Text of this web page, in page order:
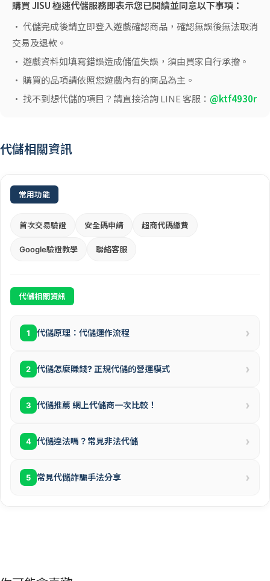
購買 JISU 極速代儲服務即表示您已閱讀並同意以下事項：
• 代儲完成後請立即登入遊戲確認商品，確認無誤後無法取消
交易及退款。
• 遊戲資料如填寫錯誤造成儲值失誤，須由買家自行承擔。
• 購買的品項請依照您遊戲內有的商品為主。
• 找不到想代儲的項目？請直接洽詢 LINE 客服： @ktf4930r
代儲相關資訊
常用功能
首次交易驗證 安全碼申請 超商代碼繳費
Google驗證教學 聯絡客服
代儲相關資訊
1 代儲原理：代儲運作流程 ›
2 代儲怎麼賺錢? 正規代儲的營運模式 ›
3 代儲推薦 網上代儲商一次比較！ ›
4 代儲違法嗎？常見非法代儲 ›
5 常見代儲詐騙手法分享 ›